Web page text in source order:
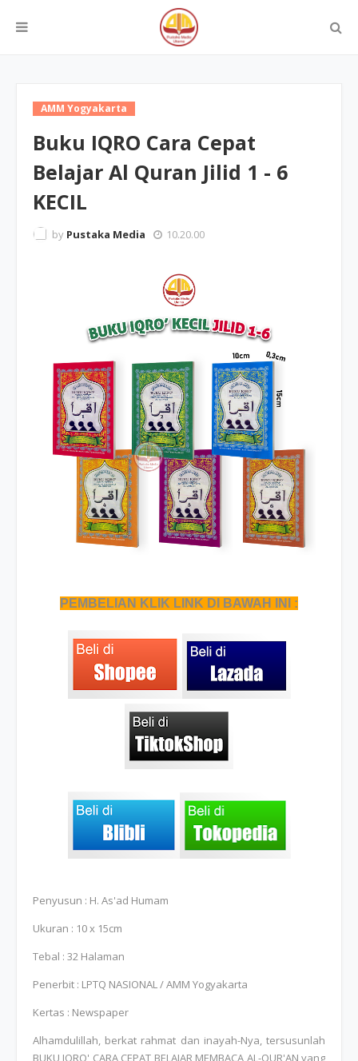
AMM Yogyakarta
Buku IQRO Cara Cepat
Belajar Al Quran Jilid 1 - 6
KECIL
by Pustaka Media 10.20.00
PEMBELIAN KLIK LINK DI BAWAH INI :
Penyusun : H. As'ad Humam
Ukuran : 10 x 15cm
Tebal : 32 Halaman
Penerbit : LPTQ NASIONAL / AMM Yogyakarta
Kertas : Newspaper
Alhamdulillah, berkat rahmat dan inayah-Nya, tersusunlah
BUKU IQRO' CARA CEPAT BELAJAR MEMBACA AL-QUR'AN yang